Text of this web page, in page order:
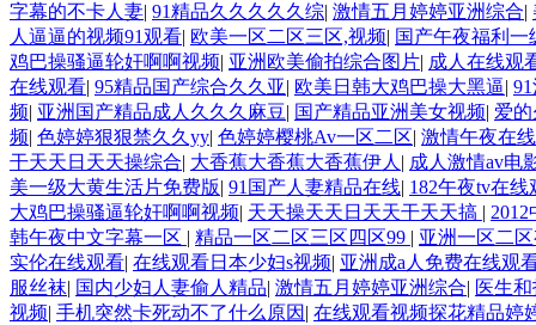
字幕的不卡人妻| 91精品久久久久久综| 激情五月婷婷亚洲综合|
人逼逼的视频91观看| 欧美一区二区三区,视频| 国产午夜福利一
鸡巴操骚逼轮奸啊啊视频| 亚洲欧美偷拍综合图片| 成人在线观
在线观看| 95精品国产综合久久亚| 欧美日韩大鸡巴操大黑逼|
频| 亚洲国产精品成人久久久麻豆| 国产精品亚洲美女视频| 爱
频| 色婷婷狠狠禁久久yy| 色婷婷樱桃Av一区二区| 激情午夜在
干天天日天天操综合| 大香蕉大香蕉大香蕉伊人 | 成人激情av电
美一级大黄生活片免费版| 91国产人妻精品在线| 182午夜tv在线
大鸡巴操骚逼轮奸啊啊视频| 天天操天天日天天干天天搞 |
韩午夜中文字幕一区 | 精品一区二区三区四区99 | 亚洲一区二
实伦在线观看| 在线观看日本少妇s视频| 亚洲成a人免费在线观
服丝袜| 国内少妇人妻偷人精品| 激情五月婷婷亚洲综合| 医生
视频| 手机突然卡死动不了什么原因 | 在线观看视频探花精品婷